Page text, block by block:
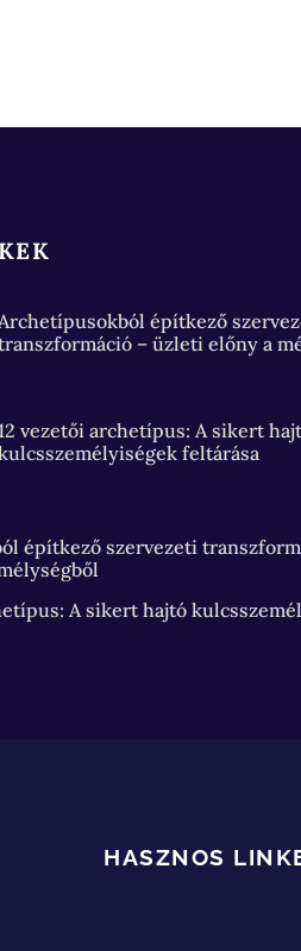
építkező
– üzleti előny a
vezetői archetípus: A sikert
feltárása
építkező szervezeti
A sikert hajtó
HASZNOS